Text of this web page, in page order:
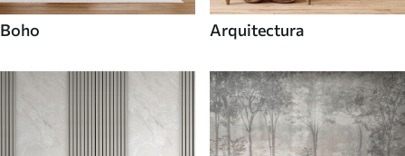
Boho Arquitectura